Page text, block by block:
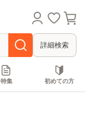
詳細検索
特集 初めての方